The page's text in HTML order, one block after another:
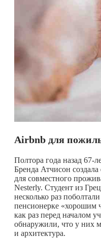
Airbnb для
Полтора года назад 67-
Бренда Атчисон
для совместного
Nesterly. Студент из
несколько раз
пенсионерке «хорошим
как раз перед началом
обнаружили, что у них
и архитектура.